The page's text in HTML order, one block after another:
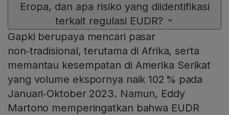
Eropa, dan apa risiko yang diidentifikasi
terkait regulasi EUDR?
Gapki berupaya mencari pasar
non‑tradisional, terutama di Afrika, serta
memantau kesempatan di Amerika Serikat
yang volume ekspornya naik 102 % pada
Januari‑Oktober 2023. Namun, Eddy
Martono memperingatkan bahwa EUDR